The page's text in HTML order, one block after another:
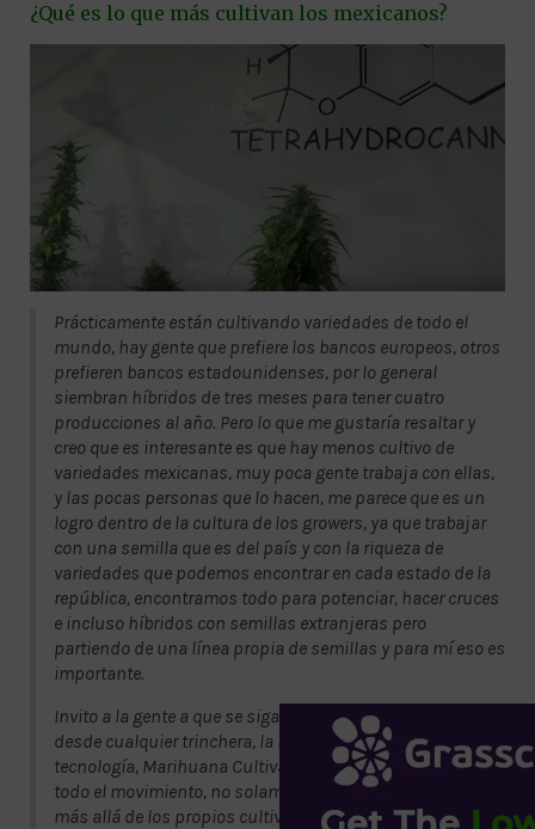
¿Qué es lo que más cultivan los mexicanos?
Prácticamente están cultivando variedades de todo el
mundo, hay gente que prefiere los bancos europeos, otros
prefieren bancos estadounidenses, por lo general
siembran híbridos de tres meses para tener cuatro
producciones al año. Pero lo que me gustaría resaltar y
creo que es interesante es que hay menos cultivo de
variedades mexicanas, muy poca gente trabaja con ellas,
y las pocas personas que lo hacen, me parece que es un
logro dentro de la cultura de los growers, ya que trabajar
con una semilla que es del país y con la riqueza de
variedades que podemos encontrar en cada estado de la
república, encontramos todo para potenciar, hacer cruces
e incluso híbridos con semillas extranjeras pero
partiendo de una línea propia de semillas y para mí eso es
importante.
Invito a la gente a que se siga sumando a este esfuerzo
desde cualquier trinchera, la mía es el audiovisual y
tecnología, Marihuana Cultivadores Mexicana habla de
todo el movimiento, no solamente de un sector, esto va
más allá de los propios cultivadores.